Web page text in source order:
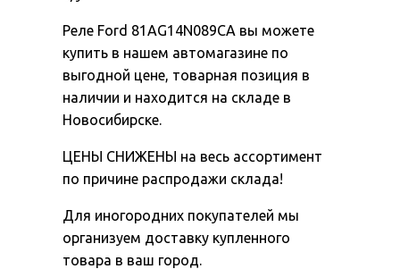
Реле Ford 81AG14N089CA вы можете
купить в нашем автомагазине по
выгодной цене, товарная позиция в
наличии и находится на складе в
Новосибирске.
ЦЕНЫ СНИЖЕНЫ на весь ассортимент
по причине распродажи склада!
Для иногородних покупателей мы
организуем доставку купленного
товара в ваш город.